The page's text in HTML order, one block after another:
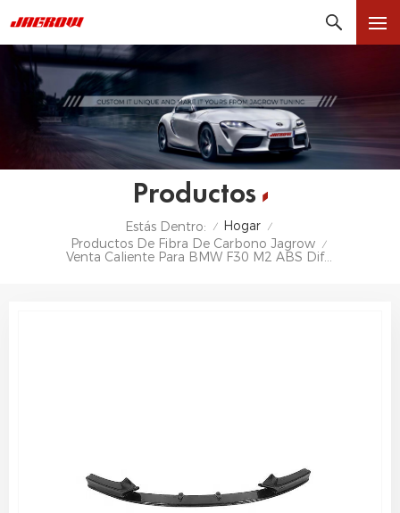
Productos
Estás Dentro: / Hogar /
Productos De Fibra De Carbono Jagrow /
Venta Caliente Para BMW F30 M2 ABS Difusor De Fibra De Carbono